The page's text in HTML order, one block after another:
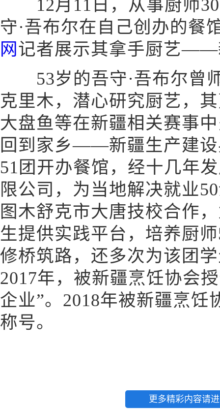
12月11日，从事厨师30
守·吾布尔在自己创办的餐
网 记者展示其拿手厨艺——
53岁的吾守·吾布尔曾
克里木，潜心研究厨艺，
大盘鱼等在新疆相关赛事
回到家乡——新疆生产建设
51团开办餐馆，经十几年
限公司，为当地解决就业
图木舒克市大唐技校合作
生提供实践平台，培养厨
修桥筑路，还多次为该团
2017年，被新疆烹饪协会
企业”。2018年被新疆烹饪
称号。
更多精彩内容请